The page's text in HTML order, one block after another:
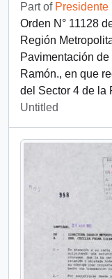
Part of
Orden N° 11128
Región
Pavimentación
Ramón., en que
del Sector 4 de la
Untitled